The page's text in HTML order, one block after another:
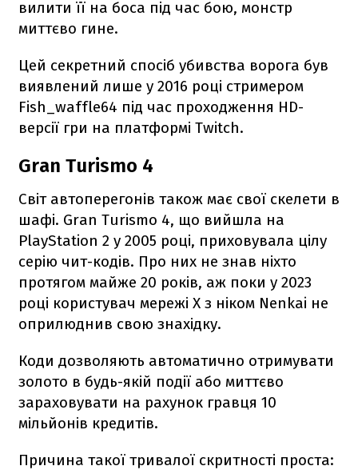
вилити її на боса під час бою, монстр
миттєво гине.
Цей секретний спосіб убивства ворога був
виявлений лише у 2016 році стримером
Fish_waffle64 під час проходження HD-
версії гри на платформі Twitch.
Gran Turismo 4
Світ автоперегонів також має свої скелети в
шафі. Gran Turismo 4, що вийшла на
PlayStation 2 у 2005 році, приховувала цілу
серію чит-кодів. Про них не знав ніхто
протягом майже 20 років, аж поки у 2023
році користувач мережі X з ніком Nenkai не
оприлюднив свою знахідку.
Коди дозволяють автоматично отримувати
золото в будь-якій події або миттєво
зараховувати на рахунок гравця 10
мільйонів кредитів.
Причина такої тривалої скритності проста: